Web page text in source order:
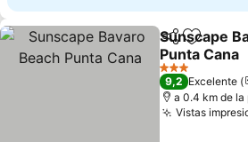
Compartir
Añadir
Sunscape
Punta Cana
Ver precios
3 Estrellas
9,2 Excelente
a 0.4 km de la
Vistas